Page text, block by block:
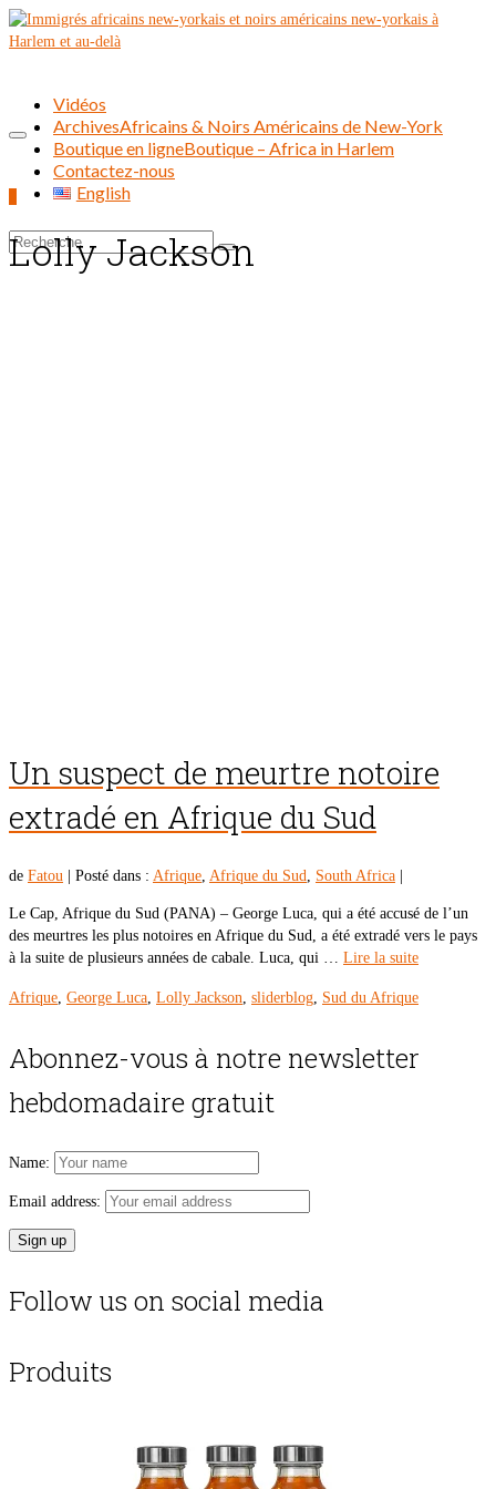
Rechercher :
Vidéos
ArchivesAfricains & Noirs Américains de New-York
Boutique en ligneBoutique – Africa in Harlem
Contactez-nous
English
Lolly Jackson
Un suspect de meurtre notoire
extradé en Afrique du Sud
de Fatou Posté dans : Afrique, Afrique du Sud, South Africa
Le Cap, Afrique du Sud (PANA) – George Luca, qui a été accusé de l’un
des meurtres les plus notoires en Afrique du Sud, a été extradé vers le pays
à la suite de plusieurs années de cabale. Luca, qui … Lire la suite
Afrique, George Luca, Lolly Jackson, sliderblog, Sud du Afrique
Abonnez-vous à notre newsletter
hebdomadaire gratuit
Name:
Email address:
Follow us on social media
Produits